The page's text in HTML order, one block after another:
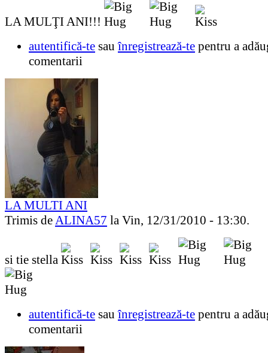
LA MULŢI ANI!!!
autentifică-te sauînregistrează-te pentru a
comentarii
LA MULTI ANI
Trimis deALINA57 la Vin, 12/31/2010 - 13:30.
si tie stella
autentifică-te sauînregistrează-te pentru a
comentarii